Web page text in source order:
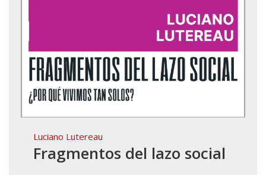
Luciano Lutereau
Fragmentos del lazo social